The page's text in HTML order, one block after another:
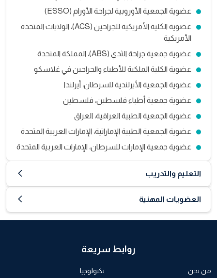
عضوية الجمعية الأوروبية لجراحة الأورام (ESSO)
عضوية الكلية الأمريكية للجراحين (ACS)، الولايات المتحدة
الأمريكية
عضوية جمعية جراحة الثدي (ABS)، المملكة المتحدة
عضوية الكلية الملكية للأطباء والجراحين في غلاسكو
عضوية الجمعية الأيرلندية للسرطان، أيرلندا
عضوية جمعية أطباء فلسطين، فلسطين
عضوية الجمعية الطبية العراقية، العراق
عضوية الجمعية الطبية الإماراتية، الإمارات العربية المتحدة
عضوية جمعية الإمارات للسرطان، الإمارات العربية المتحدة
التعليم والتدريب
العضويات المهنية
روابط سريعة
من نحن تكنولوجيا